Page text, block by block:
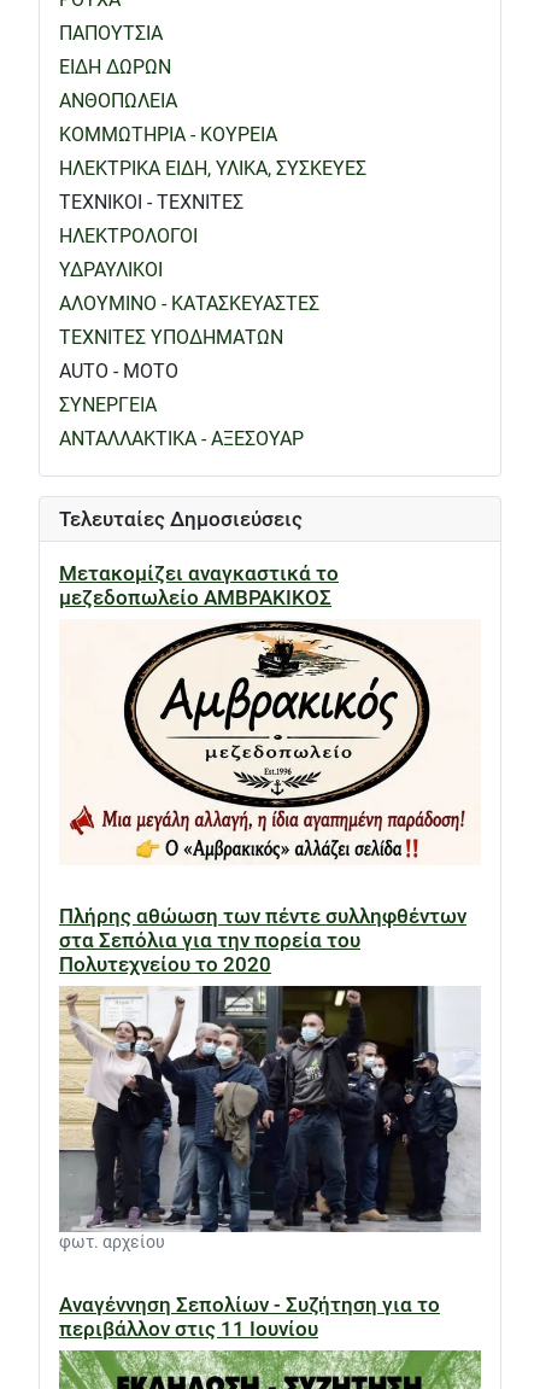
ΠΑΠΟΥΤΣΙΑ
ΕΙΔΗ ΔΩΡΩΝ
ΑΝΘΟΠΩΛΕΙΑ
ΚΟΜΜΩΤΗΡΙΑ - ΚΟΥΡΕΙΑ
ΗΛΕΚΤΡΙΚΑ ΕΙΔΗ, ΥΛΙΚΑ, ΣΥΣΚΕΥΕΣ
ΤΕΧΝΙΚΟΙ - ΤΕΧΝΙΤΕΣ
ΗΛΕΚΤΡΟΛΟΓΟΙ
ΥΔΡΑΥΛΙΚΟΙ
ΑΛΟΥΜΙΝΟ - ΚΑΤΑΣΚΕΥΑΣΤΕΣ
ΤΕΧΝΙΤΕΣ ΥΠΟΔΗΜΑΤΩΝ
AUTO - MOTO
ΣΥΝΕΡΓΕΙΑ
ΑΝΤΑΛΛΑΚΤΙΚΑ - ΑΞΕΣΟΥΑΡ
Τελευταίες Δημοσιεύσεις
Μετακομίζει αναγκαστικά το
μεζεδοπωλείο ΑΜΒΡΑΚΙΚΟΣ
Πλήρης αθώωση των πέντε συλληφθέντων
στα Σεπόλια για την πορεία του
Πολυτεχνείου το 2020
φωτ. αρχείου
Αναγέννηση Σεπολίων - Συζήτηση για το
περιβάλλον στις 11 Ιουνίου